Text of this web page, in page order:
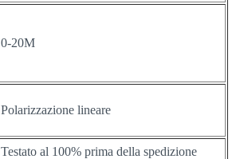
0-20M
Polarizzazione lineare
Testato al 100% prima della spedizione